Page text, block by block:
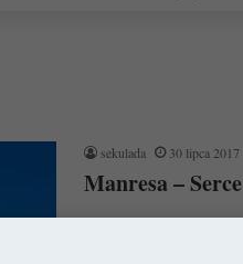
sekulada 30 lipca 2017
Manresa –
Manresa to miasto
historycznej,